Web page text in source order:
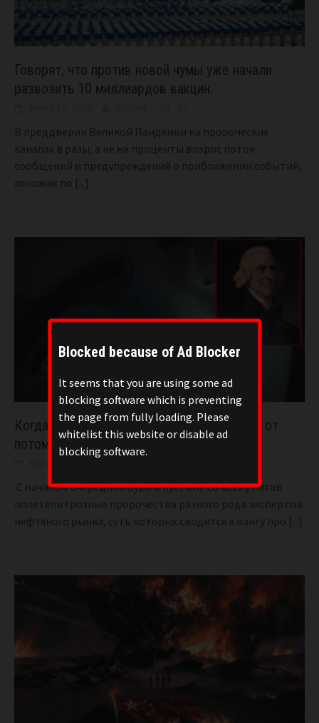
Говорят, что против новой чумы уже начали
развозить 10 миллиардов вакцин.
В преддверии Великой Пандемии на пророческих
каналах в разы, а не на проценты возрос поток
сообщений и предупреждений о приближении событий,
похожих по [...]
Когда рухнет глобальный рынок? Прогноз от
потомка Адама Смита.
С началом очередной бури в пустыне со всех утюгов
полетели грозные пророчества разного рода экспертов
нефтяного рынка, суть которых сводится к вангу про [...]
Blocked because of Ad Blocker
It seems that you are using some ad
blocking software which is preventing
the page from fully loading. Please
whitelist this website or disable ad
blocking software.